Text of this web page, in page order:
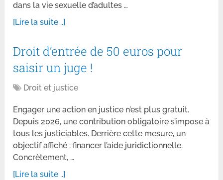
dans la vie sexuelle d’adultes …
[Lire la suite ..]
Droit d’entrée de 50 euros pour
saisir un juge !
Droit et justice
Engager une action en justice n’est plus gratuit.
Depuis 2026, une contribution obligatoire s’impose à
tous les justiciables. Derrière cette mesure, un
objectif affiché : financer l’aide juridictionnelle.
Concrètement, …
[Lire la suite ..]